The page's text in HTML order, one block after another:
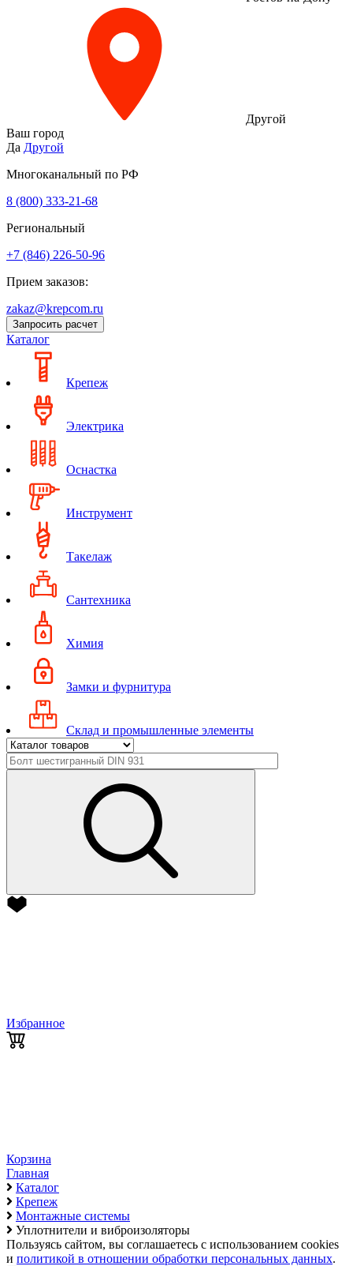
Другой
Ваш город
Да Другой
Многоканальный по РФ
8 (800) 333‑21-68
Региональный
+7 (846) 226-50-96
Прием заказов:
zakaz@krepcom.ru
Запросить расчет
Каталог
Крепеж
Электрика
Оснастка
Инструмент
Такелаж
Сантехника
Химия
Замки и фурнитура
Склад и промышленные элементы
Избранное
Корзина
Главная
Каталог
Крепеж
Монтажные системы
Уплотнители и виброизоляторы
Пользуясь сайтом, вы соглашаетесь с использованием cookies
и политикой в отношении обработки персональных данных.